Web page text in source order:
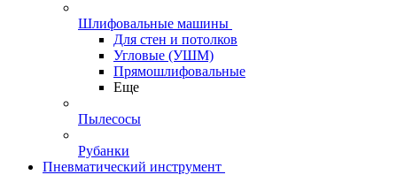
Шлифовальные машины
Для стен и потолков
Угловые (УШМ)
Прямошлифовальные
Еще
Пылесосы
Рубанки
Пневматический инструмент